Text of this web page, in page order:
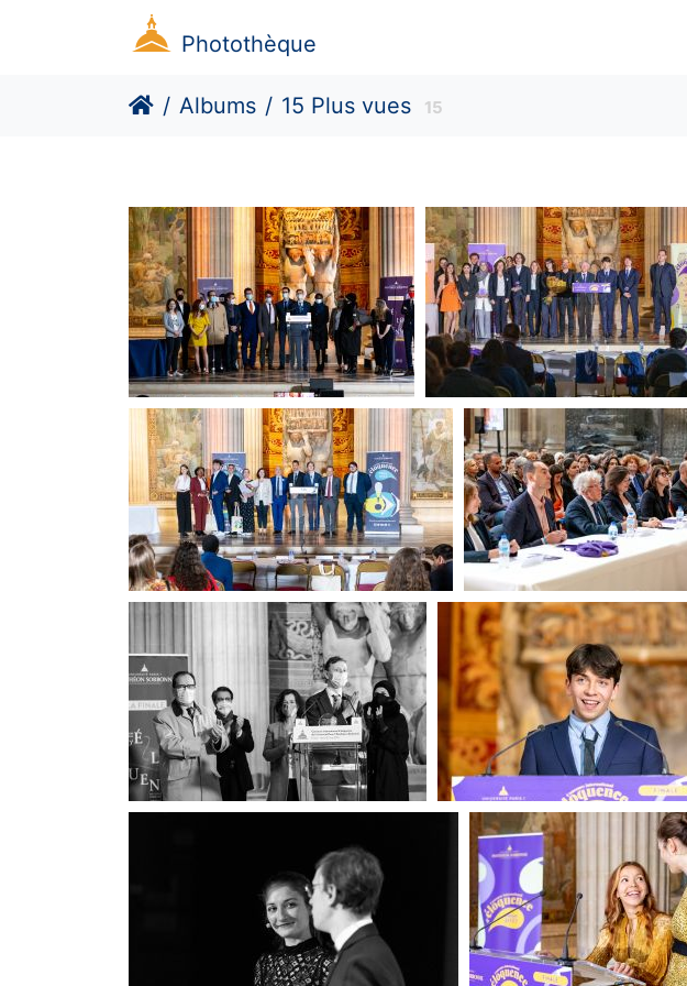
Photothèque
Albums 15 Plus vues 15
(672889) Finale 2021 (564427) Finale CIE
(163053) Finale CIE (155309) Finale CIE
(109283) Finale CIE